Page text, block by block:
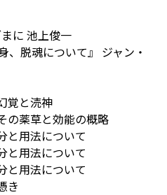
に 池上俊一
、脱魂について』 ジャン・
覚と涜神
の薬草と効能の概略
と用法について
と用法について
と用法について
き